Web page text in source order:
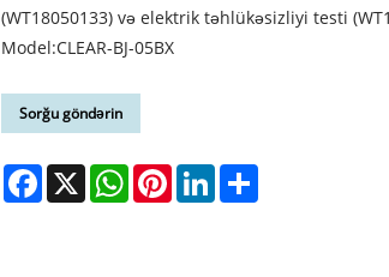
(WT18050133) və elektrik təhlükəsizliyi testi
Model:CLEAR-BJ-05BX
Sorğu göndərin
Facebook
X WhatsAppPinterestLinkedIn